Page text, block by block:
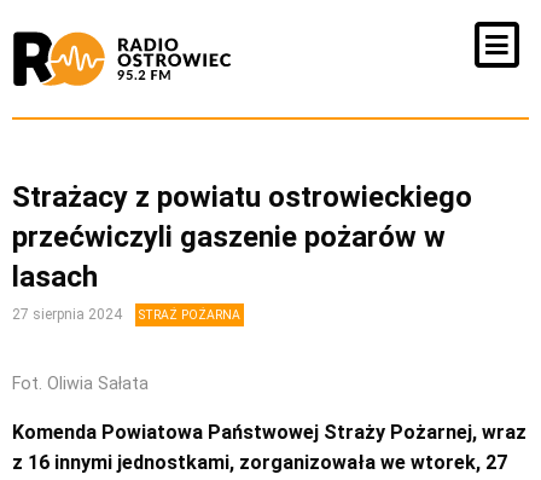
Strażacy z powiatu ostrowieckiego
przećwiczyli gaszenie pożarów w
lasach
27 sierpnia 2024 STRAŻ POŻARNA
Fot. Oliwia Sałata
Komenda Powiatowa Państwowej Straży Pożarnej, wraz
z 16 innymi jednostkami, zorganizowała we wtorek, 27